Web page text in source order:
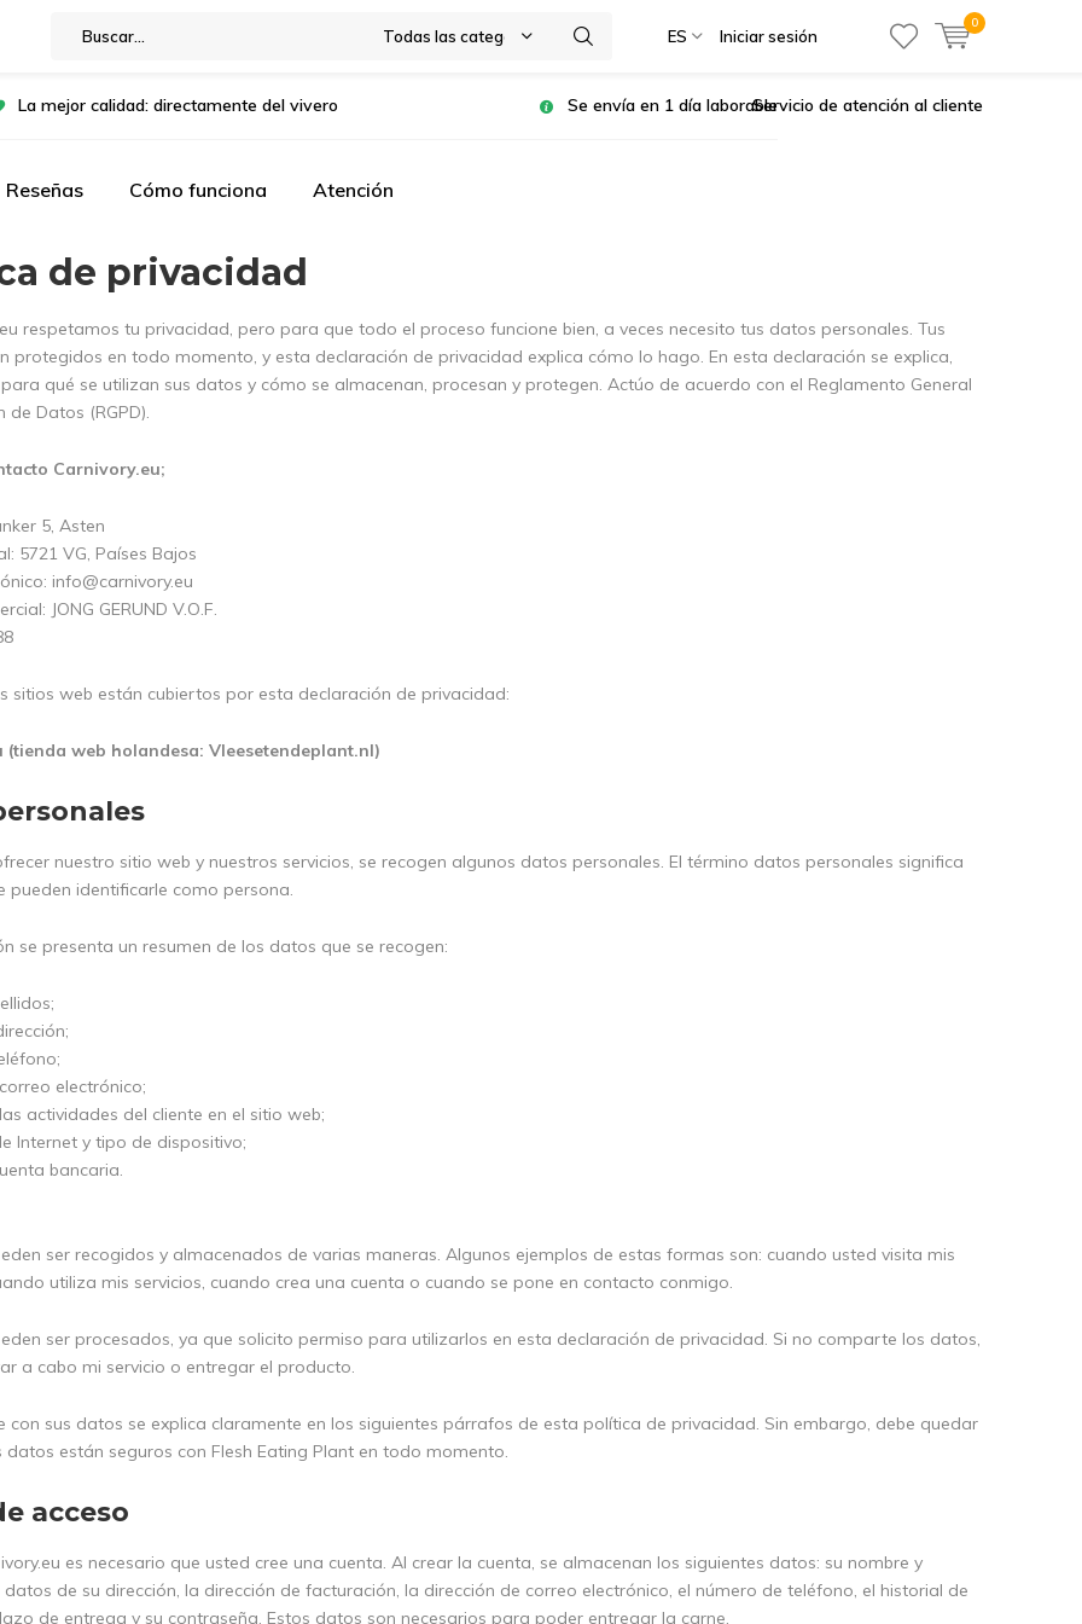
Todas las categorías ES Iniciar sesión
0
La mejor calidad: directamente del vivero Se envía en 1 día laborableServicio de atención al cliente
Reseñas Cómo funciona Atención
de privacidad
respetamos tu privacidad, pero para que todo el proceso funcione bien, a veces necesito tus datos personales. Tus
protegidos en todo momento, y esta declaración de privacidad explica cómo lo hago. En esta declaración se explica,
qué se utilizan sus datos y cómo se almacenan, procesan y protegen. Actúo de acuerdo con el Reglamento General
de Datos (RGPD).
Carnivory.eu;
5, Asten
5721 VG, Países Bajos
info@carnivory.eu
JONG GERUND V.O.F.
sitios web están cubiertos por esta declaración de privacidad:
(tienda web holandesa: Vleesetendeplant.nl)
nuestro sitio web y nuestros servicios, se recogen algunos datos personales. El término datos personales significa
pueden identificarle como persona.
se presenta un resumen de los datos que se recogen:
electrónico;
actividades del cliente en el sitio web;
Internet y tipo de dispositivo;
bancaria.
ser recogidos y almacenados de varias maneras. Algunos ejemplos de estas formas son: cuando usted visita mis
utiliza mis servicios, cuando crea una cuenta o cuando se pone en contacto conmigo.
ser procesados, ya que solicito permiso para utilizarlos en esta declaración de privacidad. Si no comparte los datos,
a cabo mi servicio o entregar el producto.
con sus datos se explica claramente en los siguientes párrafos de esta política de privacidad. Sin embargo, debe quedar
datos están seguros con Flesh Eating Plant en todo momento.
acceso
es necesario que usted cree una cuenta. Al crear la cuenta, se almacenan los siguientes datos: su nombre y
de su dirección, la dirección de facturación, la dirección de correo electrónico, el número de teléfono, el historial de
de entrega y su contraseña. Estos datos son necesarios para poder entregar la carne.